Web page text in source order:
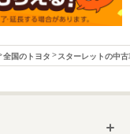
全国のトヨタ スターレットの中古